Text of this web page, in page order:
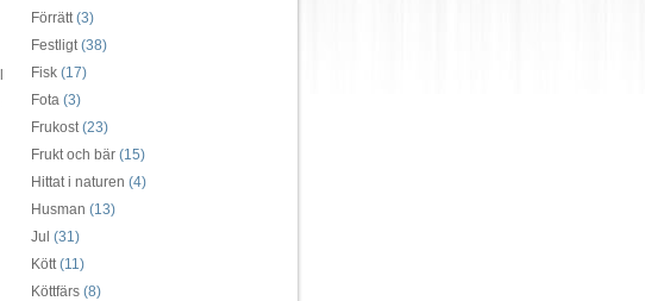
Förrätt(3)
Festligt(38)
Fisk (17)
Fota (3)
Frukost(23)
Frukt och bär (15)
Hittat i naturen (4)
Husman (13)
Jul (31)
Kött(11)
Köttfärs (8)